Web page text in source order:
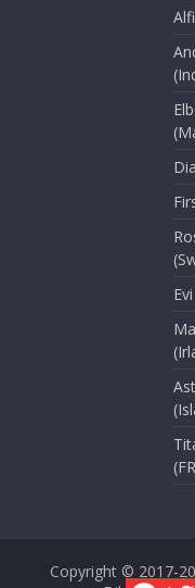
Copyright © 2017-